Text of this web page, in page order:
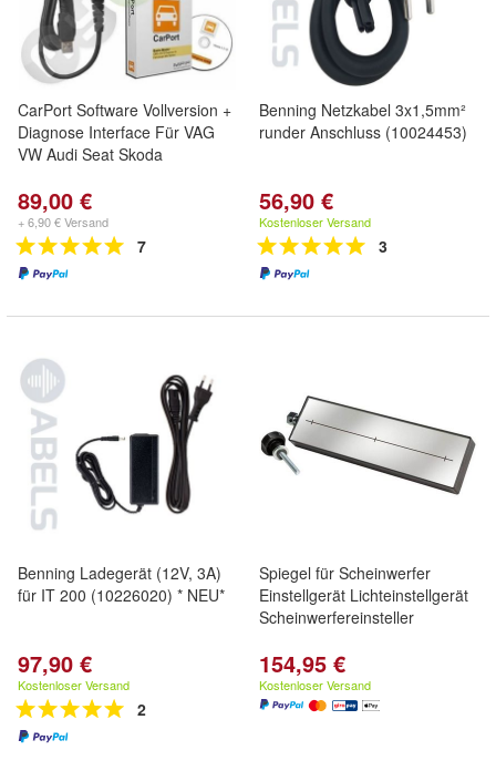
CarPort Software Vollversion +
Diagnose Interface Für VAG
VW Audi Seat Skoda
89,00 €
+ 6,90 € Versand
7
Benning Netzkabel 3x1,5mm²
runder Anschluss (10024453)
56,90 €
Kostenloser Versand
3
Benning Ladegerät (12V, 3A)
für IT 200 (10226020) * NEU*
97,90 €
Kostenloser Versand
2
Spiegel für Scheinwerfer
Einstellgerät Lichteinstellgerät
Scheinwerfereinsteller
154,95 €
Kostenloser Versand